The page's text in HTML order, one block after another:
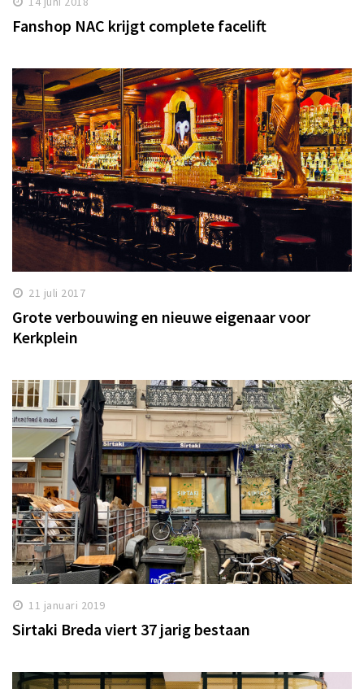
Fanshop NAC krijgt complete facelift
21 juli 2017
Grote verbouwing en nieuwe eigenaar voor
Kerkplein
11 januari 2019
Sirtaki Breda viert 37 jarig bestaan